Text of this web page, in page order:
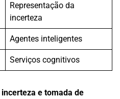
Representação da
incerteza
Agentes inteligentes
Serviços cognitivos
incerteza e tomada de